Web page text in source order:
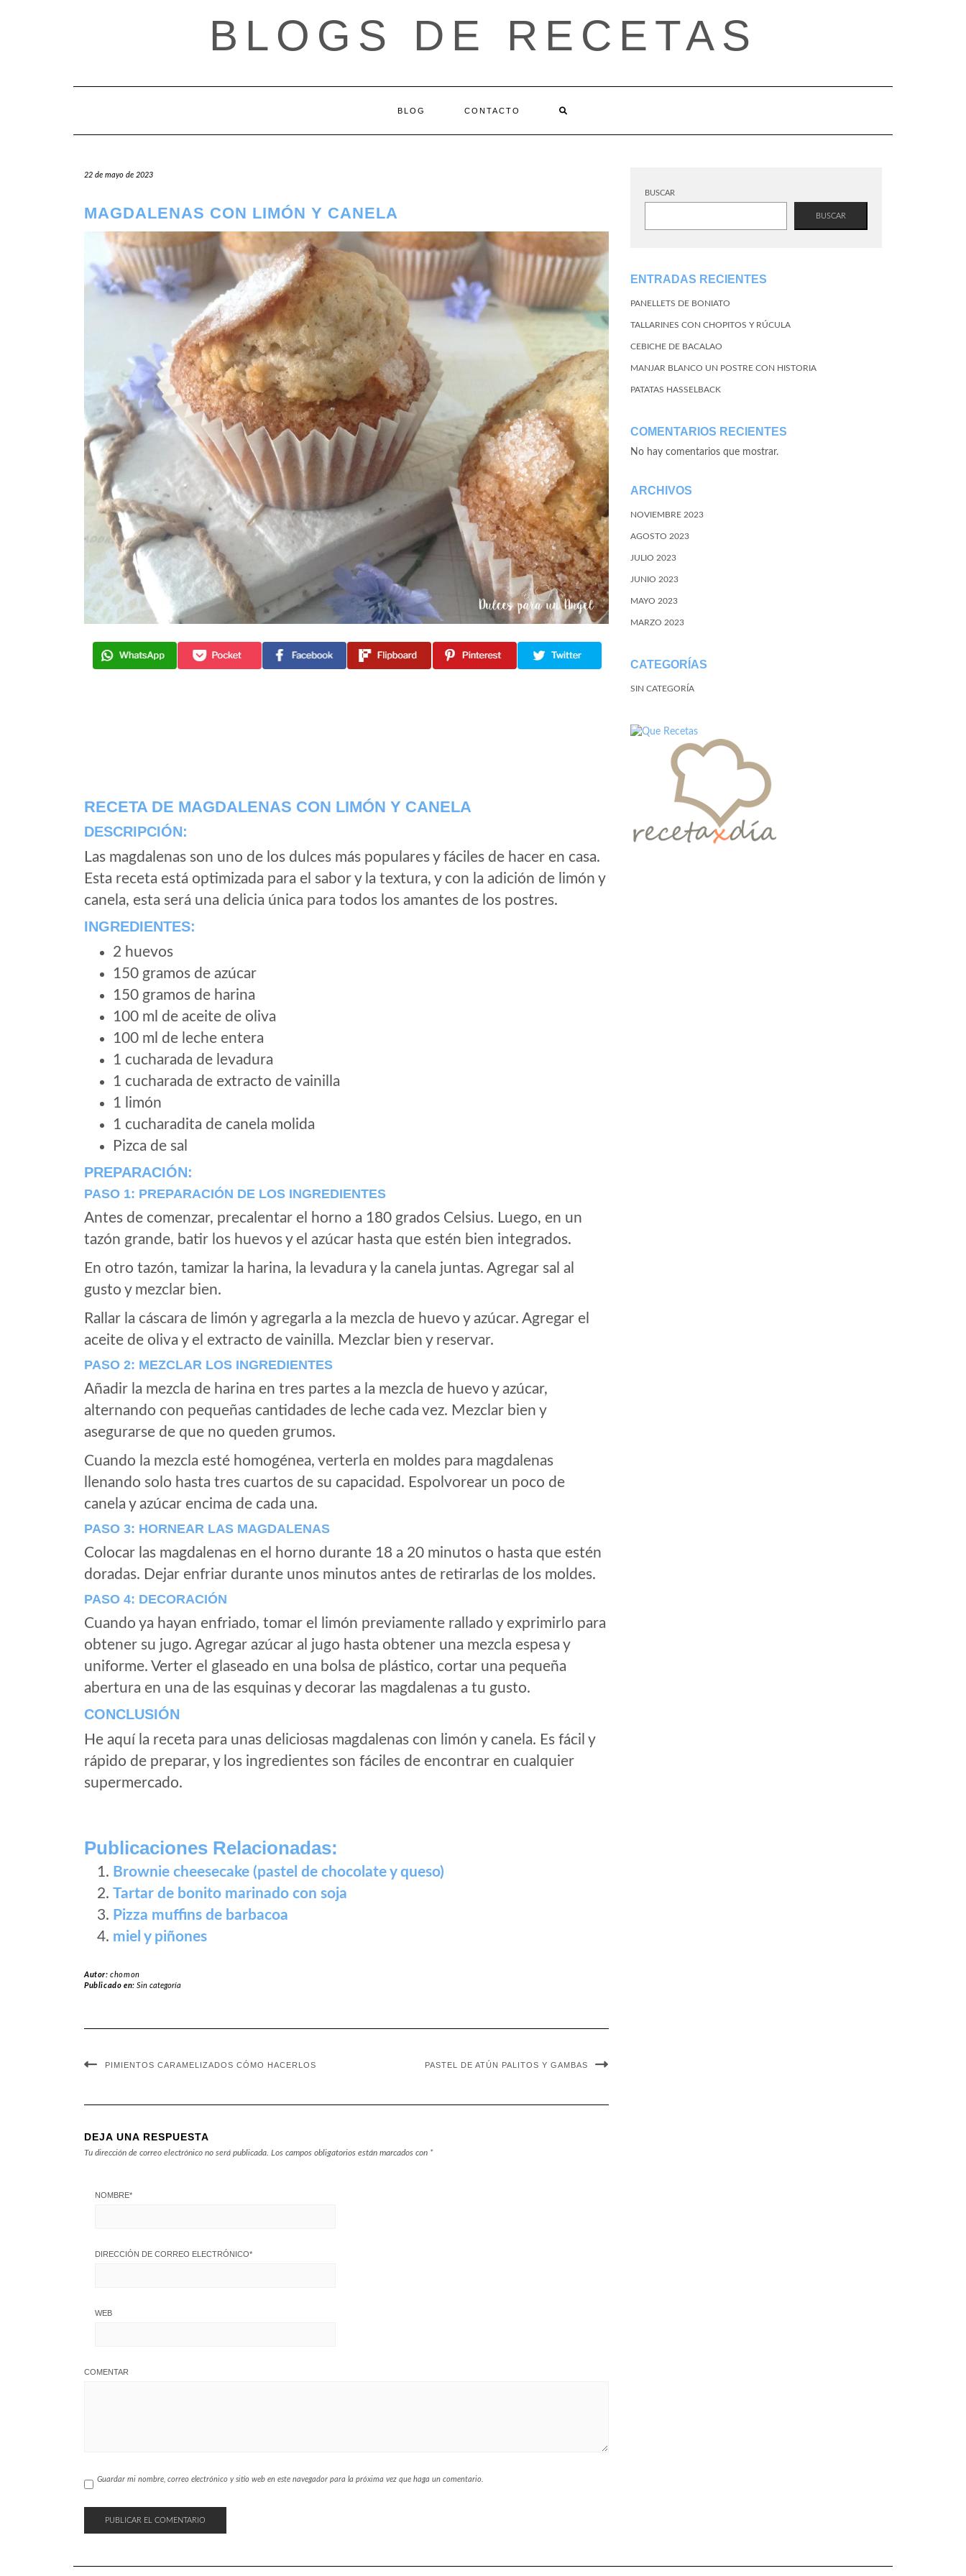
BLOGS DE RECETAS
BLOG CONTACTO
22 de mayo de 2023
MAGDALENAS CON LIMÓN Y CANELA
RECETA DE MAGDALENAS CON LIMÓN Y CANELA
DESCRIPCIÓN:
Las magdalenas son uno de los dulces más populares y fáciles de hacer en casa.
Esta receta está optimizada para el sabor y la textura, y con la adición de limón y
canela, esta será una delicia única para todos los amantes de los postres.
INGREDIENTES:
2 huevos
150 gramos de azúcar
150 gramos de harina
100 ml de aceite de oliva
100 ml de leche entera
1 cucharada de levadura
1 cucharada de extracto de vainilla
1 limón
1 cucharadita de canela molida
Pizca de sal
PREPARACIÓN:
PASO 1: PREPARACIÓN DE LOS INGREDIENTES
Antes de comenzar, precalentar el horno a 180 grados Celsius. Luego, en un
tazón grande, batir los huevos y el azúcar hasta que estén bien integrados.
En otro tazón, tamizar la harina, la levadura y la canela juntas. Agregar sal al
gusto y mezclar bien.
Rallar la cáscara de limón y agregarla a la mezcla de huevo y azúcar. Agregar el
aceite de oliva y el extracto de vainilla. Mezclar bien y reservar.
PASO 2: MEZCLAR LOS INGREDIENTES
Añadir la mezcla de harina en tres partes a la mezcla de huevo y azúcar,
alternando con pequeñas cantidades de leche cada vez. Mezclar bien y
asegurarse de que no queden grumos.
Cuando la mezcla esté homogénea, verterla en moldes para magdalenas
llenando solo hasta tres cuartos de su capacidad. Espolvorear un poco de
canela y azúcar encima de cada una.
PASO 3: HORNEAR LAS MAGDALENAS
Colocar las magdalenas en el horno durante 18 a 20 minutos o hasta que estén
doradas. Dejar enfriar durante unos minutos antes de retirarlas de los moldes.
PASO 4: DECORACIÓN
Cuando ya hayan enfriado, tomar el limón previamente rallado y exprimirlo para
obtener su jugo. Agregar azúcar al jugo hasta obtener una mezcla espesa y
uniforme. Verter el glaseado en una bolsa de plástico, cortar una pequeña
abertura en una de las esquinas y decorar las magdalenas a tu gusto.
CONCLUSIÓN
He aquí la receta para unas deliciosas magdalenas con limón y canela. Es fácil y
rápido de preparar, y los ingredientes son fáciles de encontrar en cualquier
supermercado.
Publicaciones Relacionadas:
Brownie cheesecake (pastel de chocolate y queso)
Tartar de bonito marinado con soja
Pizza muffins de barbacoa
miel y piñones
Autor:chomon
Publicado en:Sin categoría
PIMIENTOS CARAMELIZADOS CÓMO HACERLOS PASTEL DE ATÚN PALITOS Y GAMBAS
DEJA UNA RESPUESTA
Tu dirección de correo electrónico no será publicada. Los campos obligatorios están marcados con *
NOMBRE*
DIRECCIÓN DE CORREO ELECTRÓNICO*
WEB
COMENTAR
Guardar mi nombre, correo electrónico y sitio web en este navegador para la próxima vez que haga un comentario.
BUSCAR
BUSCAR
ENTRADAS RECIENTES
PANELLETS DE BONIATO
TALLARINES CON CHOPITOS Y RÚCULA
CEBICHE DE BACALAO
MANJAR BLANCO UN POSTRE CON HISTORIA
PATATAS HASSELBACK
COMENTARIOS RECIENTES
No hay comentarios que mostrar.
ARCHIVOS
NOVIEMBRE 2023
AGOSTO 2023
JULIO 2023
JUNIO 2023
MAYO 2023
MARZO 2023
CATEGORÍAS
SIN CATEGORÍA